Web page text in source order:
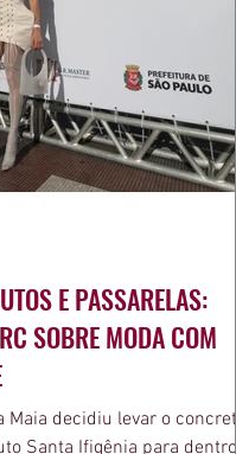
E PASSARELAS:
SOBRE MODA COM
Maia decidiu levar o concreto
Santa Ifigênia para dentro